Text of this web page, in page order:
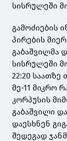
სისრულეში
გამოძიების
პირების
გაბაშვილმა
სისრულეში
22:20 საათზე
მე-11 მიკრო
კორპუსის
გაბაშვილი
დაესხნენ
შედეგად